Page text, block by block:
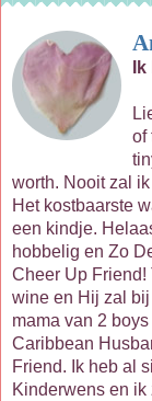
of
worth. Nooit zal
Het kostbaarste
een kindje.
hobbelig en Zo
Cheer Up Friend!
wine en Hij zal
mama van 2
Caribbean
Friend. Ik heb al
Kinderwens en